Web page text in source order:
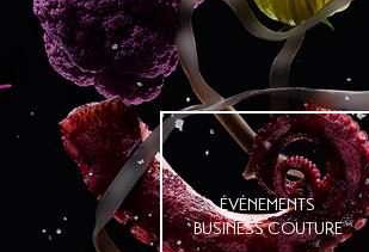
ÉVÉNEMENTS
BUSINESS COUTURE